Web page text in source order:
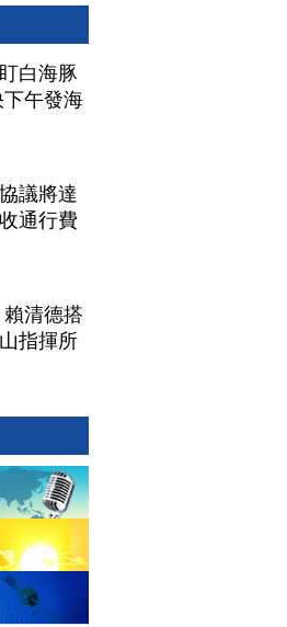
白海豚
午發海
議將達
通行費
清德搭
指揮所